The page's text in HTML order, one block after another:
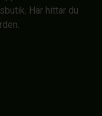
Här hittar du